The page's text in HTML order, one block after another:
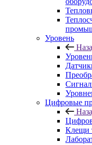
Уровень
Цифровые
Клещи